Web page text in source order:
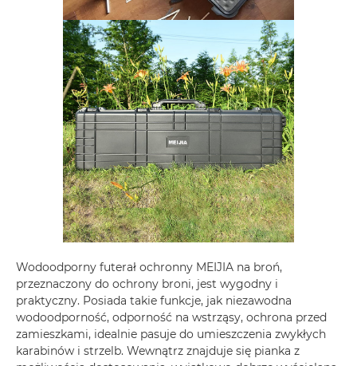
Wodoodporny futerał ochronny MEIJIA na broń,
przeznaczony do ochrony broni, jest wygodny i
praktyczny. Posiada takie funkcje, jak niezawodna
wodoodporność, odporność na wstrząsy, ochrona przed
zamieszkami, idealnie pasuje do umieszczenia zwykłych
karabinów i strzelb. Wewnątrz znajduje się pianka z